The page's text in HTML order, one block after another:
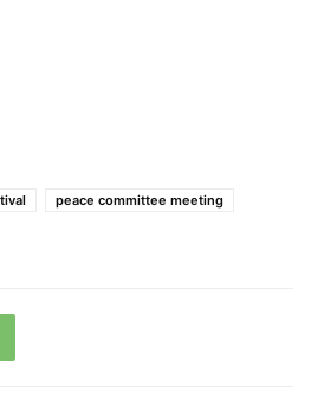
peace committee meeting